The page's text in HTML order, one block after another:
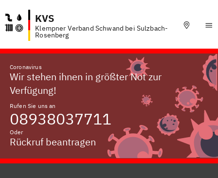
KVS
Klempner Verband Schwand bei Sulzbach-
Rosenberg
Coronavirus
Wir stehen ihnen in größter Not zur
Verfügung!
Rufen Sie uns an
08938037711
Oder
Rückruf beantragen